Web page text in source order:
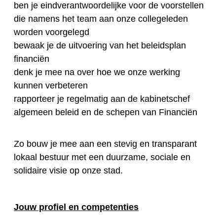
ben je eindverantwoordelijke voor de voorstellen
die namens het team aan onze collegeleden
worden voorgelegd
bewaak je de uitvoering van het beleidsplan
financiën
denk je mee na over hoe we onze werking
kunnen verbeteren
rapporteer je regelmatig aan de kabinetschef
algemeen beleid en de schepen van Financiën
Zo bouw je mee aan een stevig en transparant
lokaal bestuur met een duurzame, sociale en
solidaire visie op onze stad.
Jouw profiel en competenties